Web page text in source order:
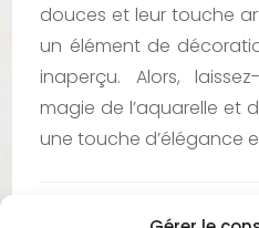
douces et leur touche
un élément de
inaperçu. Alors,
magie de l’aquarelle et
une touche d’élégance